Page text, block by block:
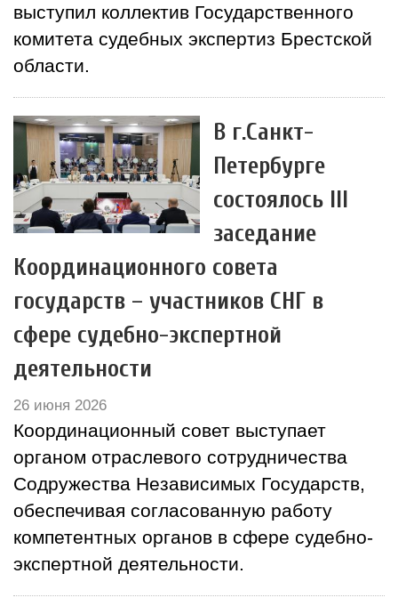
выступил коллектив Государственного
комитета судебных экспертиз Брестской
области.
В г.Санкт-
Петербурге
состоялось III
заседание
Координационного совета
государств – участников СНГ в
сфере судебно-экспертной
деятельности
26 июня 2026
Координационный совет выступает
органом отраслевого сотрудничества
Содружества Независимых Государств,
обеспечивая согласованную работу
компетентных органов в сфере судебно-
экспертной деятельности.